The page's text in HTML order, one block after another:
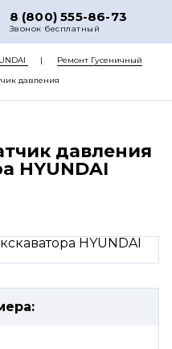
8 (800) 555-86-73
Звонок бесплатный
Ремонт Гусеничный
давления
давления
HYUNDAI